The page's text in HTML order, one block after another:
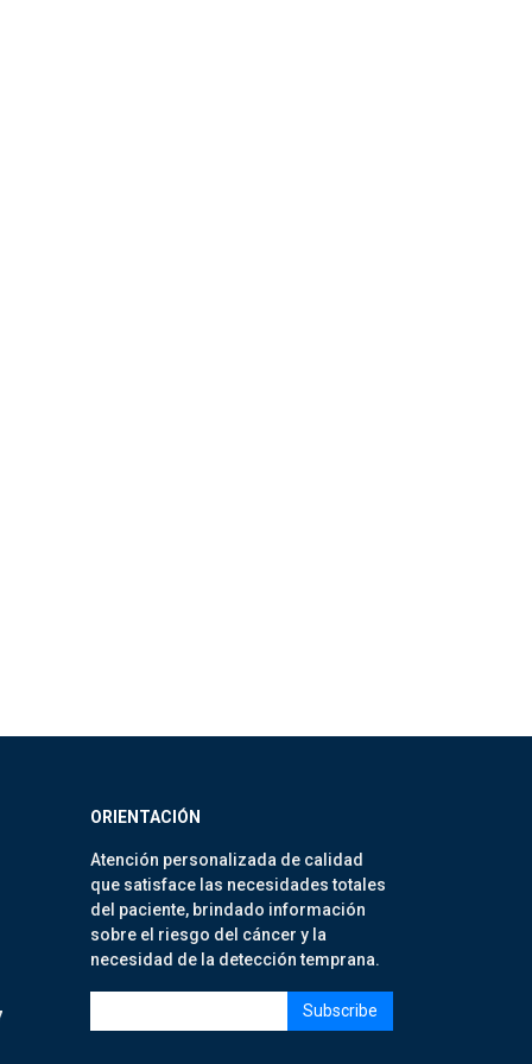
ORIENTACIÓN
Atención personalizada de calidad
que satisface las necesidades totales
del paciente, brindado información
sobre el riesgo del cáncer y la
necesidad de la detección temprana.